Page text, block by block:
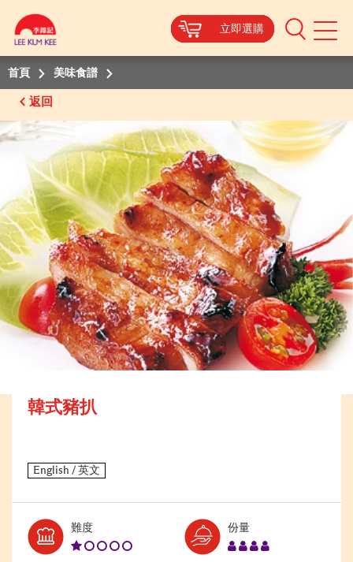
立即選購
Mobile
立即選購
立即選購
立即選購
首頁 美味食譜
返回
韓式豬扒
難度Level:
份量Serves: